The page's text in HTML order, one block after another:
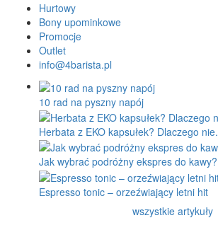
Hurtowy
Bony upominkowe
Promocje
Outlet
info@4barista.pl
10 rad na pyszny napój
Herbata z EKO kapsułek? Dlaczego nie.
Jak wybrać podróżny ekspres do kawy?
Espresso tonic – orzeźwiający letni hit
wszystkie artykuły